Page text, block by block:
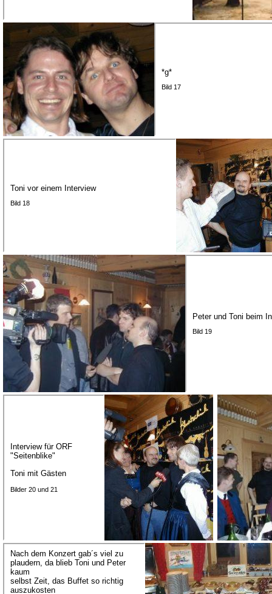
*g*
Bild 17
Toni vor einem Interview
Bild 18
Peter und Toni beim
Bild 19
Interview für ORF
"Seitenblike"
Toni mit Gästen
Bilder 20 und 21
Nach dem Konzert gab´s viel zu
plaudern, da blieb Toni und Peter
kaum
selbst Zeit, das Buffet so richtig
auszukosten